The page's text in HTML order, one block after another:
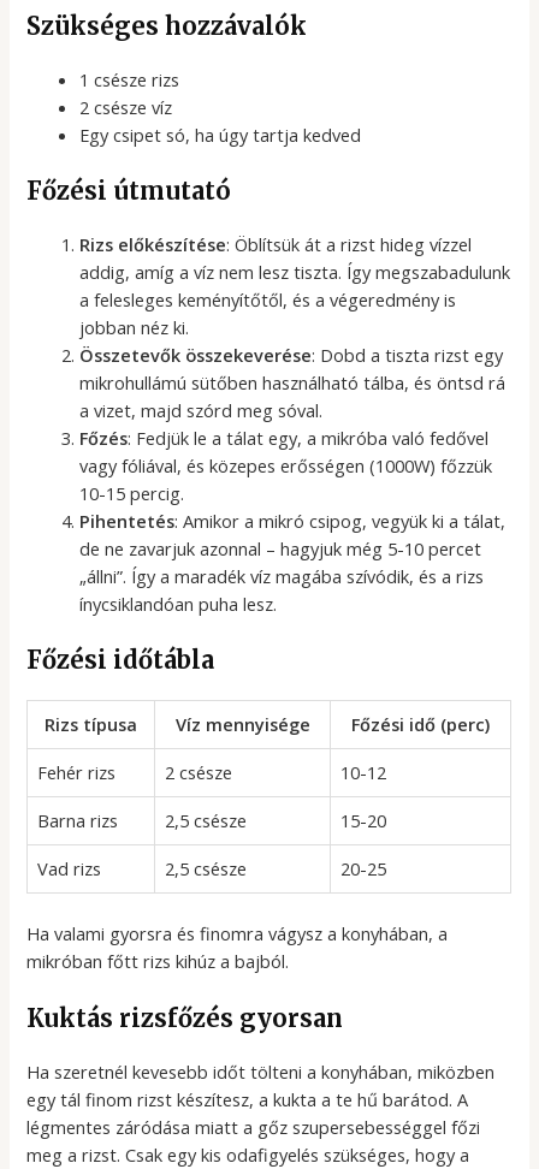
Szükséges hozzávalók
1 csésze rizs
2 csésze víz
Egy csipet só, ha úgy tartja kedved
Főzési útmutató
Rizs előkészítése: Öblítsük át a rizst hideg vízzel
addig, amíg a víz nem lesz tiszta. Így megszabadulunk
a felesleges keményítőtől, és a végeredmény is
jobban néz ki.
Összetevők összekeverése: Dobd a tiszta rizst egy
mikrohullámú sütőben használható tálba, és öntsd rá
a vizet, majd szórd meg sóval.
Főzés: Fedjük le a tálat egy, a mikróba való fedővel
vagy fóliával, és közepes erősségen (1000W) főzzük
10-15 percig.
Pihentetés: Amikor a mikró csipog, vegyük ki a tálat,
de ne zavarjuk azonnal – hagyjuk még 5-10 percet
„állni”. Így a maradék víz magába szívódik, és a rizs
ínycsiklandóan puha lesz.
Főzési időtábla
Rizs típusa Víz mennyisége
Főzési idő (perc)
Fehér rizs
2 csésze
10-12
Barna rizs
2,5 csésze
15-20
Vad rizs
2,5 csésze 20-25
Ha valami gyorsra és finomra vágysz a konyhában, a
mikróban főtt rizs kihúz a bajból.
Kuktás rizsfőzés gyorsan
Ha szeretnél kevesebb időt tölteni a konyhában, miközben
egy tál finom rizst készítesz, a kukta a te hű barátod. A
légmentes záródása miatt a gőz szupersebességgel főzi
meg a rizst. Csak egy kis odafigyelés szükséges, hogy a